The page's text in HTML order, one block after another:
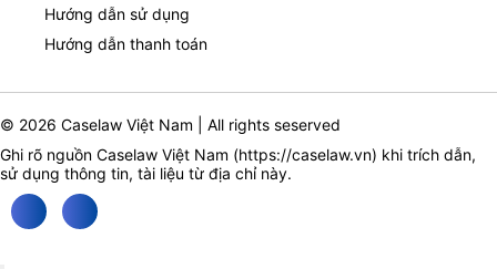
Hướng dẫn sử dụng
Hướng dẫn thanh toán
© 2026 Caselaw Việt Nam | All rights seserved
Ghi rõ nguồn Caselaw Việt Nam (https://caselaw.vn) khi trích dẫn,
sử dụng thông tin, tài liệu từ địa chỉ này.